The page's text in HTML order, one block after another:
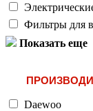
Фильтры для
Показать еще
Daewoo